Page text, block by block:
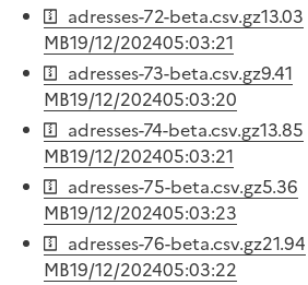
adresses-72-beta.csv.gz13.03
MB19/12/202405:03:21
adresses-73-beta.csv.gz9.41
MB19/12/202405:03:20
adresses-74-beta.csv.gz13.85
MB19/12/202405:03:21
adresses-75-beta.csv.gz5.36
MB19/12/202405:03:23
adresses-76-beta.csv.gz21.94
MB19/12/202405:03:22